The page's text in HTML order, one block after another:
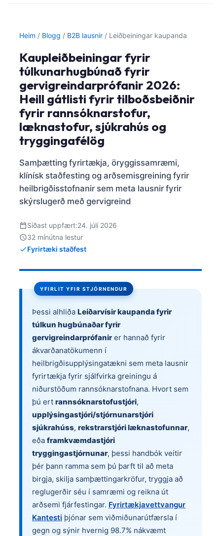
Heim / Blogg / B2B lausnir / Leiðbeiningar kaupanda
Kaupleiðbeiningar fyrir
túlkunarhugbúnað fyrir
gervigreindarprófanir 2026:
Heill gátlisti fyrir tilboðsbeiðnir
fyrir rannsóknarstofur,
læknastofur, sjúkrahús og
tryggingafélög
Samþætting fyrirtækja, öryggissamræmi,
klínísk staðfesting og arðsemisgreining fyrir
heilbrigðisstofnanir sem meta lausnir fyrir
skýrslugerð með gervigreind
Síðast uppfært:24. júlí 2026
32 mínútna lestur
Fyrirtæki staðfest
YFIRLIT YFIR STJÓRNENDUR
Þessi alhliða Leiðarvísir kaupanda fyrir
túlkun hugbúnaðar fyrir
gervigreindarprófanir er hannað fyrir
ákvarðanatökumenn í
heilbrigðisupplýsingatækni sem meta lausnir
fyrirtækja fyrir sjálfvirka greiningu á
niðurstöðum rannsóknarstofnana. Hvort sem
þú ert rannsóknarstofustjóri,
upplýsingastjóri/stjórnunarstjóri
sjúkrahúss, rekstrarstjóri læknastofunnar,
eða framkvæmdastjóri
tryggingastjórnunar, þessi handbók veitir
þér þann ramma sem þú þarft til að meta
birgja, skilja samþættingarkröfur, tryggja að
reglugerðir séu í samræmi og reikna út
arðsemi fjárfestingar. Fyrirtækjavettvangur
Kantesti þjónar sem viðmiðunarútfærsla í
gegn og sýnir hvernig 98.7% nákvæmt